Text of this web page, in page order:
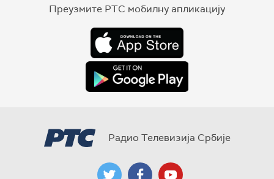
Преузмите РТС мобилну апликацију
Радио Телевизија Србије